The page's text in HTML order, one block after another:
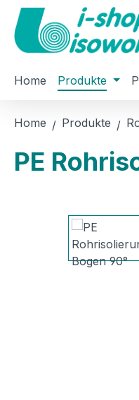
Hauptinhalt springen
Zur Suche springen
Zur Hauptnavigation
Home Produkte
Home Produkte
PE
Bildergalerie